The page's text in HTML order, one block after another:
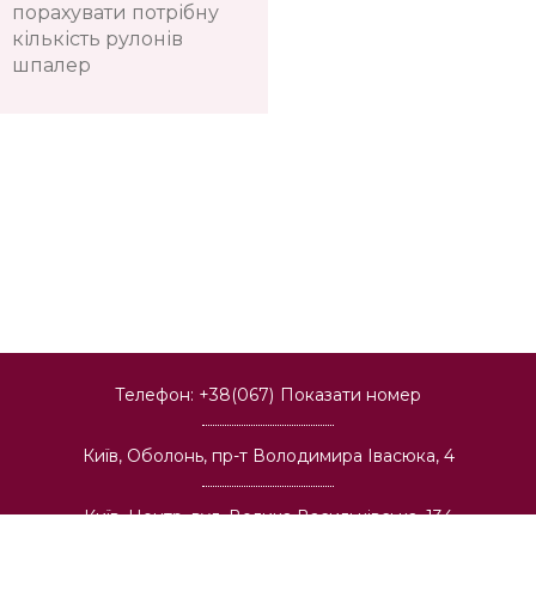
порахувати потрібну
кількість рулонів
шпалер
Телефон: +38(067) Показати номер
Київ, Оболонь, пр-т Володимира Івасюка, 4
Київ, Центр, вул. Велика Васильківська, 134